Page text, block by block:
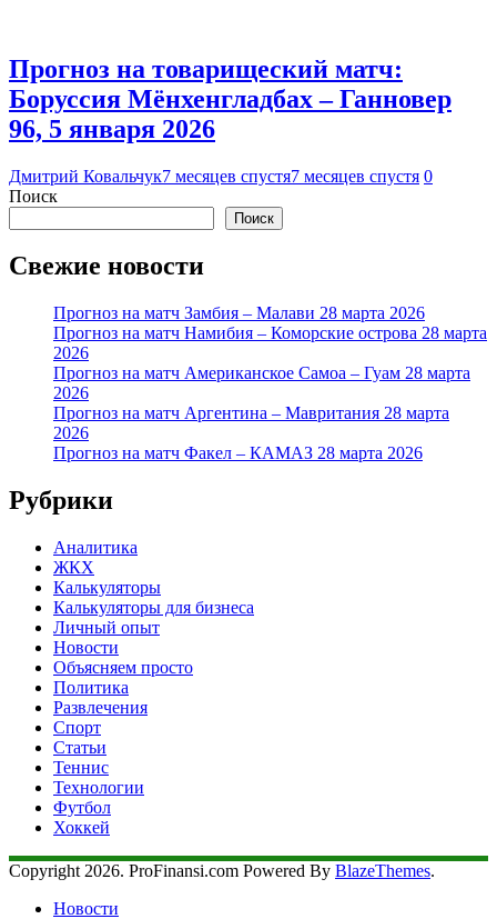
Прогноз на товарищеский матч:
Боруссия Мёнхенгладбах – Ганновер
96, 5 января 2026
Дмитрий Ковальчук7 месяцев спустя7 месяцев спустя 0
Поиск
Поиск
Свежие новости
Прогноз на матч Замбия – Малави 28 марта 2026
Прогноз на матч Намибия – Коморские острова 28 марта
2026
Прогноз на матч Американское Самоа – Гуам 28 марта
2026
Прогноз на матч Аргентина – Мавритания 28 марта
2026
Прогноз на матч Факел – КАМАЗ 28 марта 2026
Рубрики
Аналитика
ЖКХ
Калькуляторы
Калькуляторы для бизнеса
Личный опыт
Новости
Объясняем просто
Политика
Развлечения
Спорт
Статьи
Теннис
Технологии
Футбол
Хоккей
Copyright 2026. ProFinansi.com Powered By BlazeThemes.
Новости